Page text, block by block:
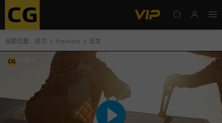
当前位置： 首页 Premiere 正文